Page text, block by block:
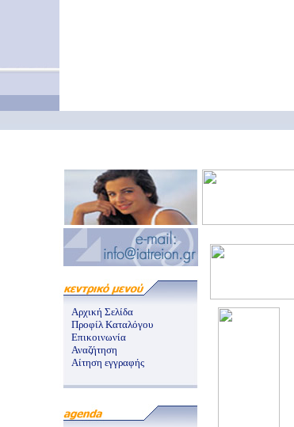
Αρχική Σελίδα
Προφίλ Καταλόγου
Επικοινωνία
Αναζήτηση
Αίτηση εγγραφής